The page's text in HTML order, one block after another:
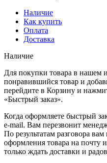
Наличие
Как купить
Оплата
Доставка
Наличие
Для покупки товара в нашем
понравившийся товар и
перейдите в Корзину и
«Быстрый заказ».
Когда оформляете быстрый
e-mail. Вам перезвонит
По результатам разговора
оформления товара на почту
только ждать доставки и